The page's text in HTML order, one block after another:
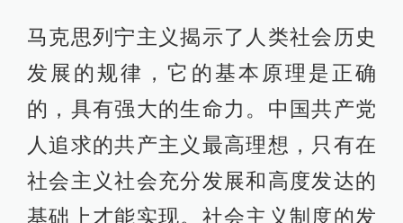
马克思列宁主义揭示了人类社会历史
发展的规律，它的基本原理是正确
的，具有强大的生命力。中国共产党
人追求的共产主义最高理想，只有在
社会主义社会充分发展和高度发达的
基础上才能实现。社会主义制度的发